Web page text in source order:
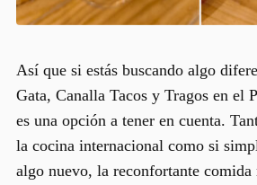
Así que si estás buscando algo
Gata, Canalla Tacos y Tragos en el
es una opción a tener en cuenta.
la cocina internacional como si
algo nuevo, la reconfortante comida